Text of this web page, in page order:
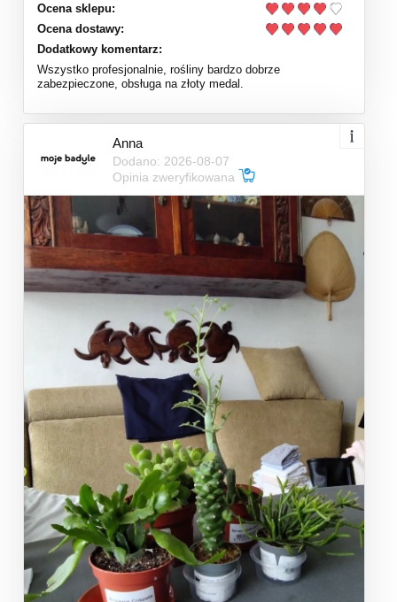
Ocena sklepu:
Ocena dostawy:
Dodatkowy komentarz:
Wszystko profesjonalnie, rośliny bardzo dobrze
zabezpieczone, obsługa na złoty medal.
Anna
Dodano: 2026-08-07
Opinia zweryfikowana